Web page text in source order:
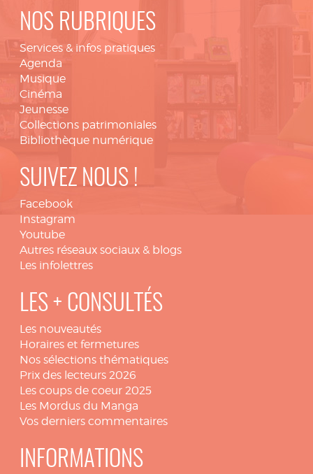
NOS RUBRIQUES
Services & infos pratiques
Agenda
Musique
Cinéma
Jeunesse
Collections patrimoniales
Bibliothèque numérique
SUIVEZ NOUS !
Facebook
Instagram
Youtube
Autres réseaux sociaux & blogs
Les infolettres
LES + CONSULTÉS
Les nouveautés
Horaires et fermetures
Nos sélections thématiques
Prix des lecteurs 2026
Les coups de coeur 2025
Les Mordus du Manga
Vos derniers commentaires
INFORMATIONS